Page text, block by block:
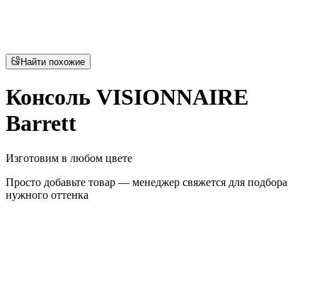
Найти похожие
Консоль VISIONNAIRE
Barrett
Изготовим в любом цвете
Просто добавьте товар — менеджер свяжется для подбора
нужного оттенка